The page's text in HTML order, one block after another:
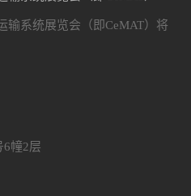
输系统展览会（即CeMAT）将
6幢2层